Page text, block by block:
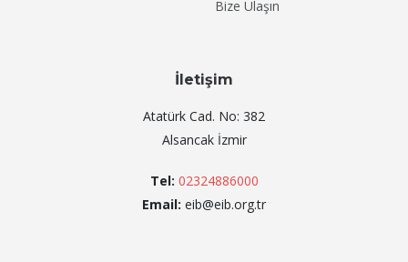
Bize Ulaşın
İletişim
Atatürk Cad. No: 382
Alsancak İzmir
Tel: 02324886000
Email: eib@eib.org.tr